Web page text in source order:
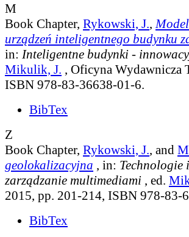
M
Book Chapter, Rykowski, J.,
urządzeń inteligentnego budynku
in: Inteligentne budynki -
Mikulik, J. , Oficyna Wydawnicza
ISBN 978-83-36638-01-6.
BibTex
Z
Book Chapter, Rykowski, J., and
geolokalizacyjna , in: Technologie
zarządzanie multimediami , ed.
2015, pp. 201-214, ISBN 978-83-
BibTex